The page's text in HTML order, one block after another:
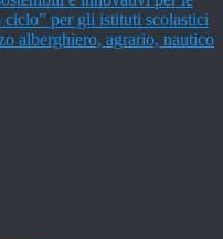
ciclo” per gli istituti scolastici
alberghiero, agrario, nautico